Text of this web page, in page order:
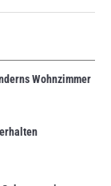
Wohnzimmer